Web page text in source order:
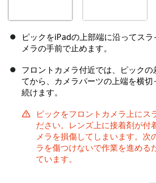
ピックをiPadの上部端に沿ってス
メラの手前で止めます。
フロントカメラ付近では、ピックの
てから、カメラパーツの上端を横
続けます。
ピックをフロントカメラ上にス
ださい。レンズ上に接着剤が付
メラを損傷してしまいます。次
ラを傷つけないで作業を進める
ています。